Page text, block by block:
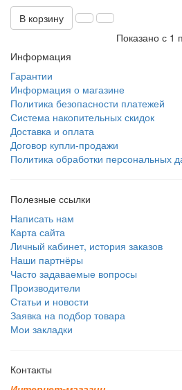
В корзину
Показано с 1
Информация
Гарантии
Информация о магазине
Политика безопасности платежей
Система накопительных скидок
Доставка и оплата
Договор купли-продажи
Политика обработки персональных
Полезные ссылки
Написать нам
Карта сайта
Личный кабинет, история заказов
Наши партнёры
Часто задаваемые вопросы
Производители
Статьи и новости
Заявка на подбор товара
Мои закладки
Контакты